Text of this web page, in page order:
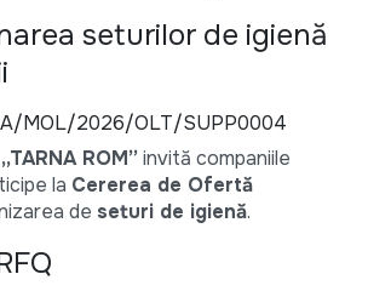
seturilor de igienă
MOL/2026/OLT/SUPP0004
„TARNA ROM”invită companiile
la Cererea de Ofertă
de seturi de igienă.